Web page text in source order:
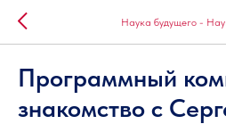
Наука будущего -
Программный
знакомство c